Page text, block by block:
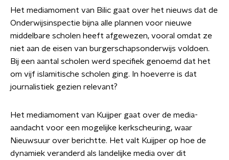
Het mediamoment van Bilic gaat over het nieuws dat de
Onderwijsinspectie bijna alle plannen voor nieuwe
middelbare scholen heeft afgewezen, vooral omdat ze
niet aan de eisen van burgerschapsonderwijs voldoen.
Bij een aantal scholen werd specifiek genoemd dat het
om vijf islamitische scholen ging. In hoeverre is dat
journalistiek gezien relevant?
Het mediamoment van Kuijper gaat over de media-
aandacht voor een mogelijke kerkscheuring, waar
Nieuwsuur over berichtte. Het valt Kuijper op hoe de
dynamiek veranderd als landelijke media over dit